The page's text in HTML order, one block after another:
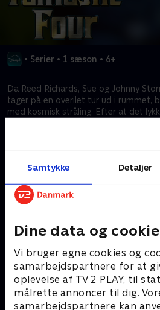
Samtykke Detaljer
Dine data og
Vi bruger egne cookies og
samarbejdspartnere for at
oplevelse af TV 2 PLAY, til
målrette annoncer til dig.
samarbejdspartnere kan
• Serier • 1 sæson • 6+
Da Reed Richards, Sue og Johnny
tager på en overilet tur ud i rummet,
med kosmisk stråling. Efter at det
evigt og har fået superkræfter. De
som kongen af Latveria, dr. Doom,
Kræver
Mere indhold fra Disney+